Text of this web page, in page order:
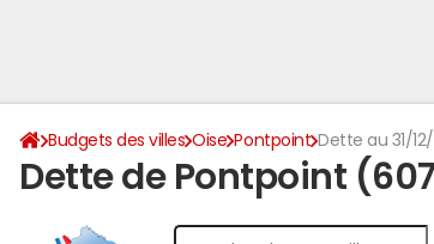
Budgets des villes Oise Pontpoint Dette au 31/
Dette de Pontpoint